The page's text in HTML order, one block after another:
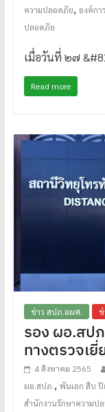
ความปลอดภัย, องค์กา
ปลอดภัย
เมื่อวันที่ ๒๗
Read more
ข่าว สปภ.อผศ.
รอง ผอ.สป
ทางตรวจเยี่
4 สิงหาคม 2565
ผอ.สปภ., พันเอก สืบ
สำนักงานรักษาความป